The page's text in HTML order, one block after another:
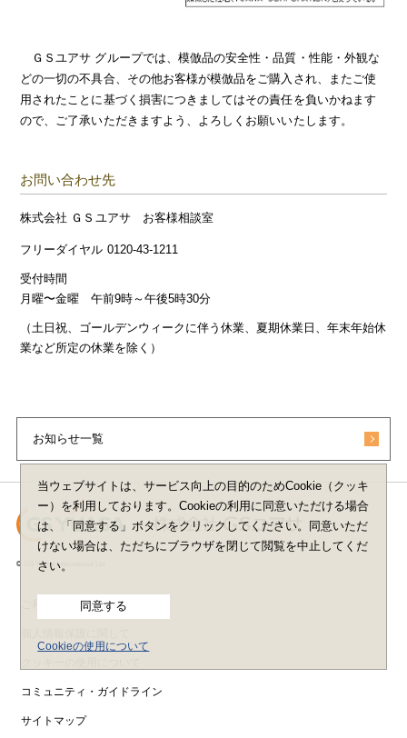
当ウェブサイトは、サービス向上の目的のためCookie（クッキ
ー）を利用しております。Cookieの利用に同意いただける場合
は、「同意する」ボタンをクリックしてください。同意いただ
けない場合は、ただちにブラウザを閉じて閲覧を中止してくだ
さい。
同意する
Cookieの使用について
ＧＳユアサ グループでは、模倣品の安全性・品質・性能・外観な
どの一切の不具合、その他お客様が模倣品をご購入され、またご使
用されたことに基づく損害につきましてはその責任を負いかねます
ので、ご了承いただきますよう、よろしくお願いいたします。
お問い合わせ先
株式会社 ＧＳユアサ お客様相談室
フリーダイヤル 0120-43-1211
受付時間
月曜〜金曜 午前9時～午後5時30分
（土日祝、ゴールデンウィークに伴う休業、夏期休業日、年末年始休
業など所定の休業を除く）
お知らせ一覧
© GS Yuasa International Ltd.
ご利用上の注意
コミュニティ・ガイドライン
サイトマップ